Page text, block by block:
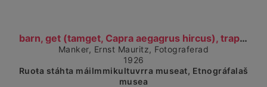
barn, get (tamget, Capra aegagrus hircus), trappa,...
Čájet dárkkes dieđuid
Manker, Ernst Mauritz, Fotograferad
1926
Ruoŧa stáhta máilmmikultuvrra museat, Etnográfalaš
musea